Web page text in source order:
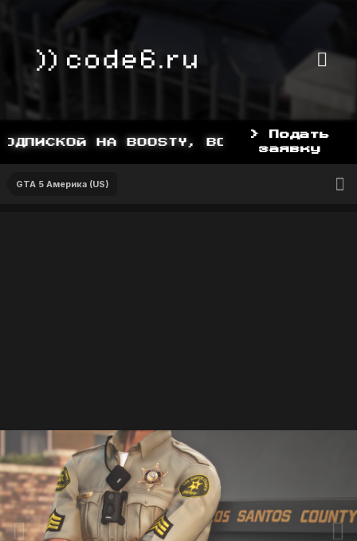
НА BOOSTY, BOOSTY.TO/YDDY
> Подать
заявку
GTA 5 Америка (US)